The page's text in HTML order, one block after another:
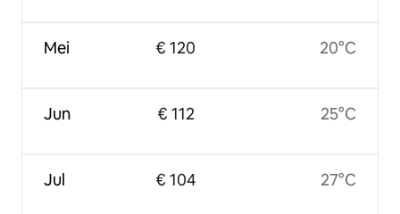
Mei
Jun
Jul
€ 120
€ 112
€ 104
20°C
25°C
27°C